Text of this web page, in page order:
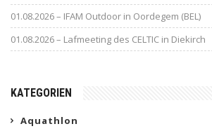
01.08.2026 – IFAM Outdoor in Oordegem (BEL)
01.08.2026 – Lafmeeting des CELTIC in Diekirch
KATEGORIEN
Aquathlon